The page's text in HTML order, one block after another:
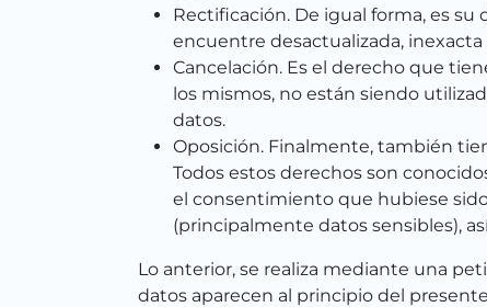
Rectificación. De igual forma, es
encuentre desactualizada,
Cancelación. Es el derecho que
los mismos, no están siendo
datos.
Oposición. Finalmente, también
Todos estos derechos son
el consentimiento que hubiese
(principalmente datos sensibles),
Lo anterior, se realiza mediante una
datos aparecen al principio del